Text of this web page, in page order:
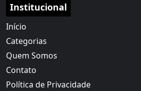
Institucional
Início
Categorias
Quem Somos
Contato
Política de Privacidade